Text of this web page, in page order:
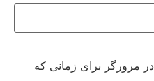
مرورگر برای زمانی که